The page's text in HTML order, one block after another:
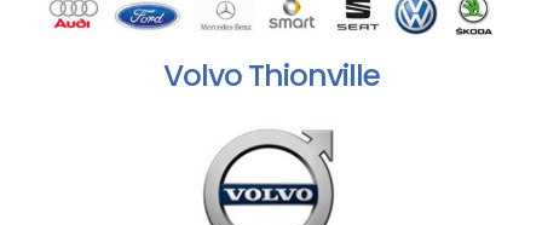
Volvo Thionville